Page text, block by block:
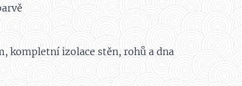
kompletní izolace stěn, rohů a dna